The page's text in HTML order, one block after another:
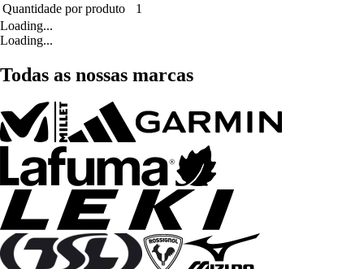
Quantidade por produto
1
Loading...
Loading...
Todas as nossas marcas